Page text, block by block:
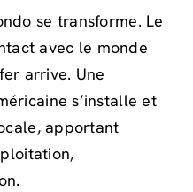
se transforme. Le
avec le monde
arrive. Une
s’installe et
apportant